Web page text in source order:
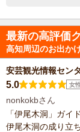
最新の高評価
高知周辺のお出か
安芸観光情報セン
5.0 女
nonkokbさん
「伊尾木洞」ガイ
伊尾木洞の成り立